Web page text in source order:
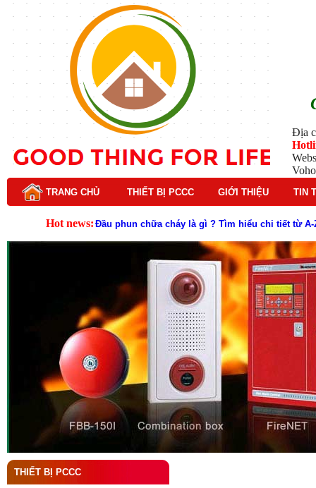
Địa
TRANG CHỦ THIẾT BỊ PCCC GIỚI THIỆU TIN
Hot news: Lý do nên chọn hệ thống báo cháy Hochiki cho
Cấu tạo và nguyên lý hoạt động của báo cháy
Tìm hiểu chi tiết về hệ thống báo cháy Horing
Các loại thang dây thoát hiểm phổ biến trên thị
Thang dây thoát hiểm có tác dụng gì trong tình
Cấu tạo đầu phun chữa cháy trong hệ thống
Kim thu sét là gì? Cấu tạo, nguyên lý hoạt động
Đầu phun chữa cháy là gì và nguyên lý hoạt động
Đầu phun chữa cháy là gì ? Tìm hiểu chi tiết từ A-
THIẾT BỊ PCCC